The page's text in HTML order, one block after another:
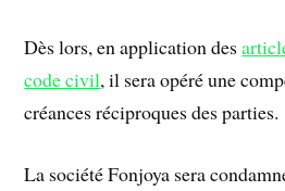
Dès lors, en application des
code civil, il sera opéré une
créances réciproques des parties.
La société Fonjoya sera